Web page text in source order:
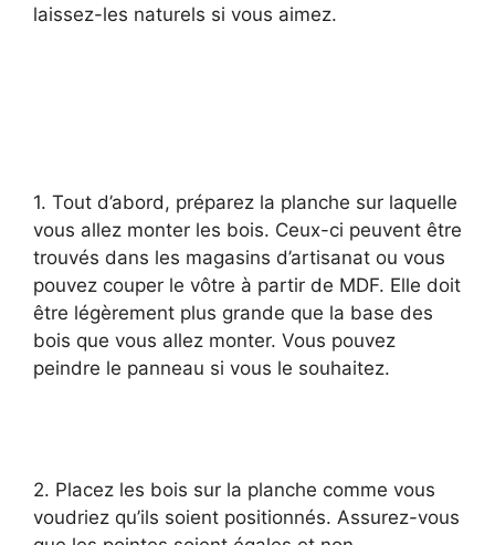
laissez-les naturels si vous aimez.
1. Tout d’abord, préparez la planche sur laquelle
vous allez monter les bois. Ceux-ci peuvent être
trouvés dans les magasins d’artisanat ou vous
pouvez couper le vôtre à partir de MDF. Elle doit
être légèrement plus grande que la base des
bois que vous allez monter. Vous pouvez
peindre le panneau si vous le souhaitez.
2. Placez les bois sur la planche comme vous
voudriez qu’ils soient positionnés. Assurez-vous